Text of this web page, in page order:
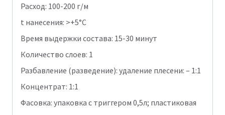
Расход: 100-200 г/м
t нанесения: >+5°C
Время выдержки состава: 15-30 минут
Количество слоев: 1
Разбавление (разведение): удаление плесени: – 1:1
Концентрат: 1:1
Фасовка: упаковка с триггером 0,5л; пластиковая